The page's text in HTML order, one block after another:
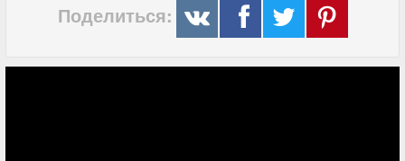
Поделиться: